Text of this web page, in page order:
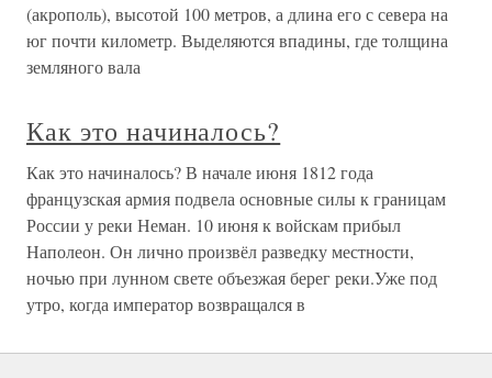
(акрополь), высотой 100 метров, а длина его с севера на
юг почти километр. Выделяются впадины, где толщина
земляного вала
Как это начиналось?
Как это начиналось? В начале июня 1812 года
французская армия подвела основные силы к границам
России у реки Неман. 10 июня к войскам прибыл
Наполеон. Он лично произвёл разведку местности,
ночью при лунном свете объезжая берег реки.Уже под
утро, когда император возвращался в